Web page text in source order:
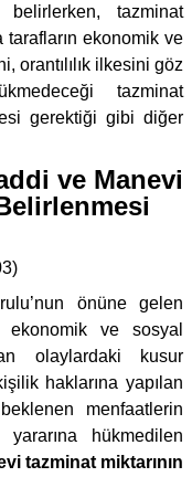
belirlerken, tazminat
tarafların ekonomik ve
orantılılık ilkesini göz
tazminat
gerektiği gibi diğer
ve Manevi
önüne gelen
ekonomik ve sosyal
olaylardaki kusur
haklarına yapılan
menfaatlerin
yararına hükmedilen
tazminat miktarının